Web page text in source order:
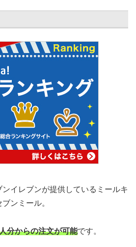
イレブンが提供しているミールキ
ンミール。
分からの注文が可能です。